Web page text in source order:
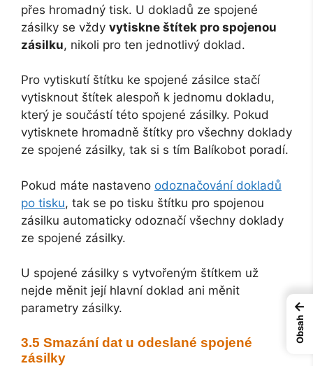
přes hromadný tisk. U dokladů ze spojené
zásilky se vždy vytiskne štítek pro spojenou
zásilku, nikoli pro ten jednotlivý doklad.
Pro vytiskutí štítku ke spojené zásilce stačí
vytisknout štítek alespoň k jednomu dokladu,
který je součástí této spojené zásilky. Pokud
vytisknete hromadně štítky pro všechny doklady
ze spojené zásilky, tak si s tím Balíkobot poradí.
Pokud máte nastaveno odoznačování dokladů
po tisku, tak se po tisku štítku pro spojenou
zásilku automaticky odoznačí všechny doklady
ze spojené zásilky.
U spojené zásilky s vytvořeným štítkem už
nejde měnit její hlavní doklad ani měnit
parametry zásilky.
Smazání dat u odeslané spojené
zásilky
←
Obsah